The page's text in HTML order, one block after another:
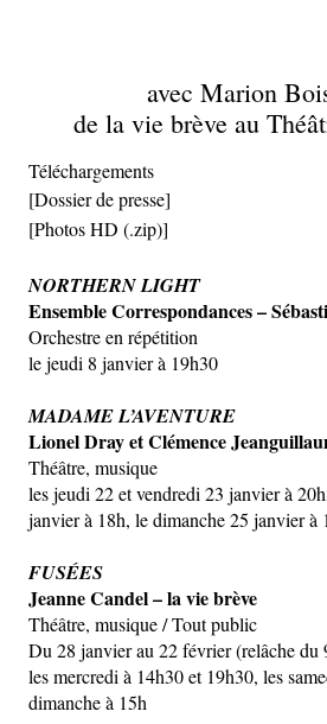
avec Marion
de la vie brève au
Téléchargements
[Dossier de presse]
[Photos HD (.zip)]
NORTHERN LIGHT
Ensemble Correspondances –
Orchestre en répétition
le jeudi 8 janvier à 19h30
MADAME L’AVENTURE
Lionel Dray et Clémence
Théâtre, musique
les jeudi 22 et vendredi 23 janvier à
janvier à 18h, le dimanche 25 janvier à
FUSÉES
Jeanne Candel – la vie brève
Théâtre, musique / Tout public
Du 28 janvier au 22 février (relâche du
les mercredi à 14h30 et 19h30, les
dimanche à 15h